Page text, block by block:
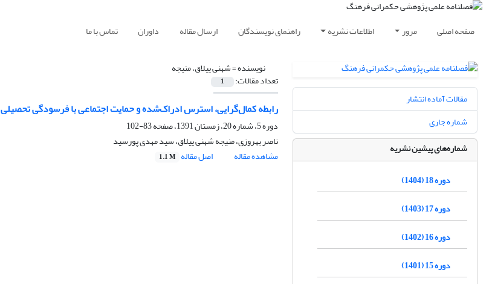
صفحه اصلی مرور اطلاعات نشریه راهنمای نویسندگان ارسال مقاله داوران تماس با ما
نویسنده =شهنی ییلاق، منیجه
تعداد مقالات: 1
رابطه کمال‌گرایی‌، استرس ادراک‌شده و حمایت اجتماعی با فرسودگی تحصیلی
دوره 5، شماره 20، زمستان 1391، صفحه
83-102
ناصر بهروزی، منیجه شهنی ییلاق، سید مهدی پورسید
مشاهده مقاله
اصل مقاله 1.1 M
مقالات آماده انتشار
شماره جاری
شماره‌های پیشین نشریه
دوره 18 (1404)
دوره 17 (1403)
دوره 16 (1402)
دوره 15 (1401)